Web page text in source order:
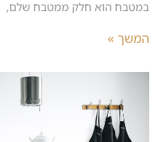
במטבח הוא חלק ממטבח שלם,
המשך »